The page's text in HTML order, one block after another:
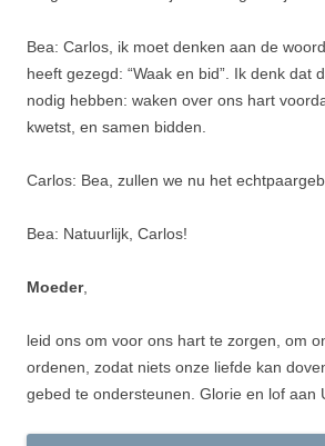
Bea: Carlos, ik moet denken aan de
heeft gezegd: “Waak en bid”. Ik denk dat
nodig hebben: waken over ons hart
kwetst, en samen bidden.
Carlos: Bea, zullen we nu het
Bea: Natuurlijk, Carlos!
Moeder,
leid ons om voor ons hart te zorgen, om
ordenen, zodat niets onze liefde kan
gebed te ondersteunen. Glorie en lof aan